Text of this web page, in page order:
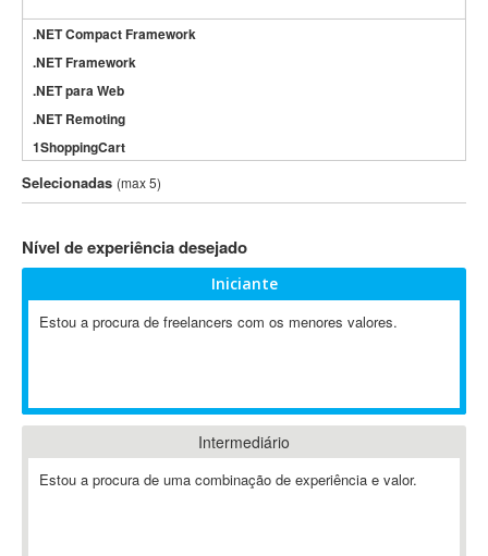
.NET Compact Framework
.NET Framework
.NET para Web
.NET Remoting
1ShoppingCart
3DS Max
3GSM
802.11
A-GPS
ABAP
Abaqus
ABBYY FineReader
Selecionadas (max 5)
Nível de experiência desejado
Iniciante
Estou a procura de freelancers com os menores valores.
Intermediário
Estou a procura de uma combinação de experiência e valor.